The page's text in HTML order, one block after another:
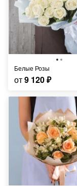
Белые Розы
от9 120₽